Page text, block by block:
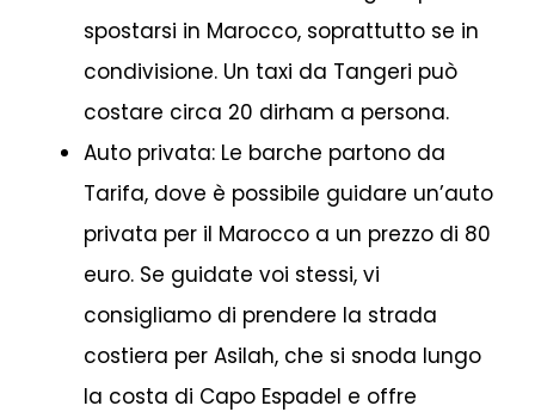
spostarsi in Marocco, soprattutto se in
condivisione. Un taxi da Tangeri può
costare circa 20 dirham a persona.
Auto privata: Le barche partono da
Tarifa, dove è possibile guidare un’auto
privata per il Marocco a un prezzo di 80
euro. Se guidate voi stessi, vi
consigliamo di prendere la strada
costiera per Asilah, che si snoda lungo
la costa di Capo Espadel e offre